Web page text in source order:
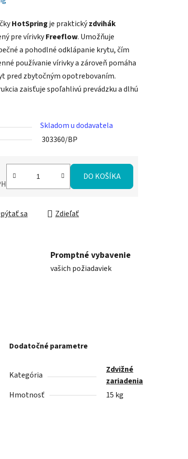
HotSpringje praktickýzdvihák
pre vírivkyFreeflow. Umožňuje
a pohodlné odklápanie krytu, čím
používanie vírivky a zároveň pomáha
pred zbytočným opotrebovaním.
zaisťuje spoľahlivú prevádzku a dlhú
Skladom u dodavatela
303360/BP
DO KOŠÍKA
sa Zdieľať
Promptné vybavenie
vašich požiadaviek
Dodatočné parametre
Kategória
Zdvižné
zariadenia
Hmotnosť
15 kg